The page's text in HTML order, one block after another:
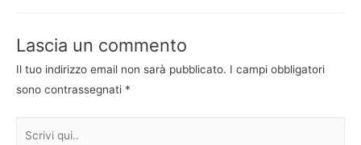
Lascia un commento
Il tuo indirizzo email non sarà pubblicato. I campi obbligatori
sono contrassegnati *